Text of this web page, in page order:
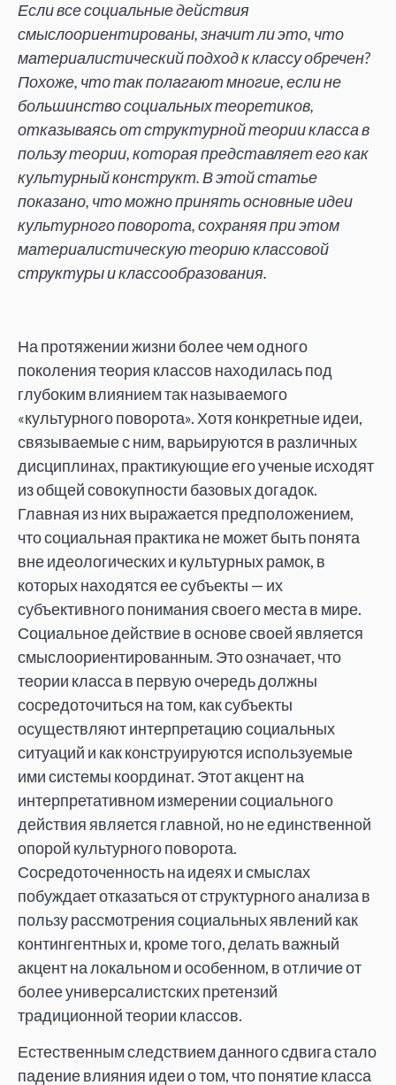
Если все социальные действия
смыслоориентированы, значит ли это, что
материалистический подход к классу обречен?
Похоже, что так полагают многие, если не
большинство социальных теоретиков,
отказываясь от структурной теории класса в
пользу теории, которая представляет его как
культурный конструкт. В этой статье
показано, что можно принять основные идеи
культурного поворота, сохраняя при этом
материалистическую теорию классовой
структуры и классообразования.
На протяжении жизни более чем одного
поколения теория классов находилась под
глубоким влиянием так называемого
«культурного поворота». Хотя конкретные идеи,
связываемые с ним, варьируются в различных
дисциплинах, практикующие его ученые исходят
из общей совокупности базовых догадок.
Главная из них выражается предположением,
что социальная практика не может быть понята
вне идеологических и культурных рамок, в
которых находятся ее субъекты — их
субъективного понимания своего места в мире.
Социальное действие в основе своей является
смыслоориентированным. Это означает, что
теории класса в первую очередь должны
сосредоточиться на том, как субъекты
осуществляют интерпретацию социальных
ситуаций и как конструируются используемые
ими системы координат. Этот акцент на
интерпретативном измерении социального
действия является главной, но не единственной
опорой культурного поворота.
Сосредоточенность на идеях и смыслах
побуждает отказаться от структурного анализа в
пользу рассмотрения социальных явлений как
контингентных и, кроме того, делать важный
акцент на локальном и особенном, в отличие от
более универсалистских претензий
традиционной теории классов.
Естественным следствием данного сдвига стало
падение влияния идеи о том, что понятие класса